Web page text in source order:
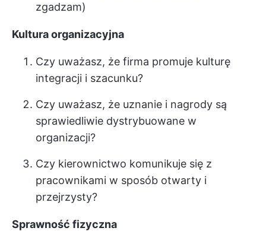
zgadzam)
Kultura organizacyjna
Czy uważasz, że firma promuje kulturę
integracji i szacunku?
Czy uważasz, że uznanie i nagrody są
sprawiedliwie dystrybuowane w
organizacji?
Czy kierownictwo komunikuje się z
pracownikami w sposób otwarty i
przejrzysty?
Sprawność fizyczna